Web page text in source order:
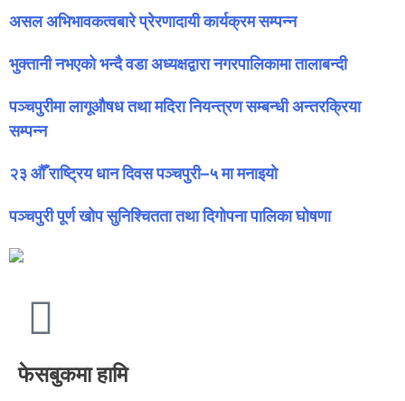
असल अभिभावकत्वबारे प्रेरणादायी कार्यक्रम सम्पन्न
भुक्तानी नभएको भन्दै वडा अध्यक्षद्वारा नगरपालिकामा तालाबन्दी
पञ्चपुरीमा लागूऔषध तथा मदिरा नियन्त्रण सम्बन्धी अन्तरक्रिया
सम्पन्न
२३ औँ राष्ट्रिय धान दिवस पञ्चपुरी–५ मा मनाइयाे
पञ्चपुरी पूर्ण खोप सुनिश्चितता तथा दिगोपना पालिका घोषणा
फेसबुकमा हामि